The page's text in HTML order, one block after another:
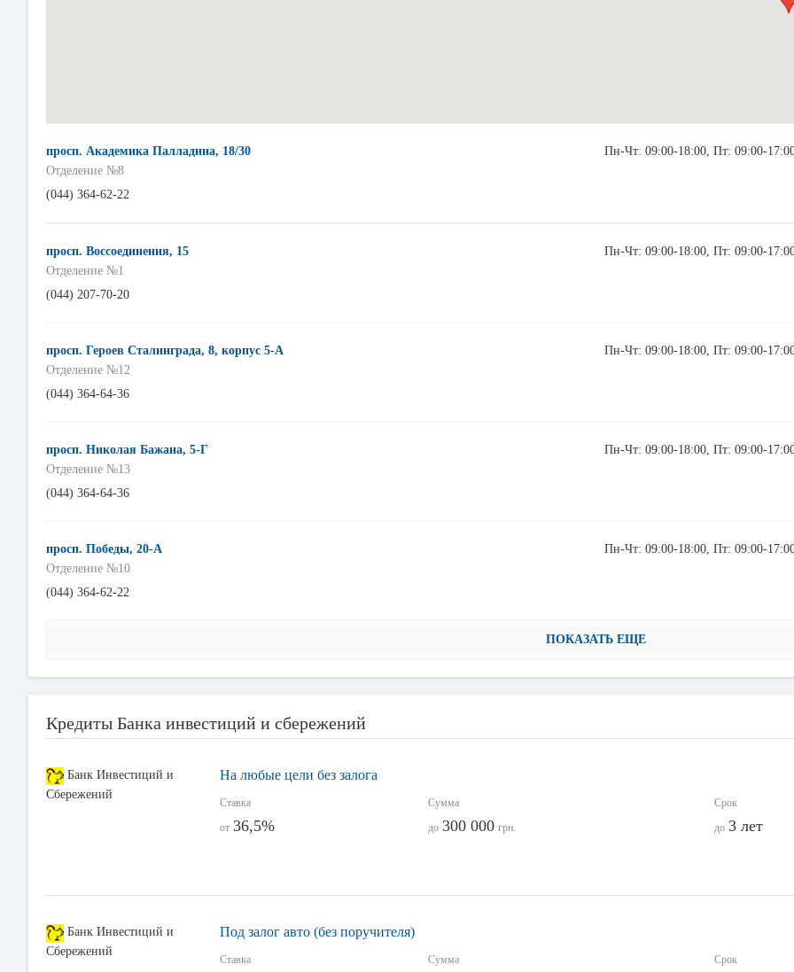
просп. Академика Палладина, 18/30
Отделение №8
(044) 364-62-22
Пн-Чт: 09:00-18:00, Пт: 09:00-
просп. Воссоединения, 15
Отделение №1
(044) 207-70-20
Пн-Чт: 09:00-18:00, Пт: 09:00-
просп. Героев Сталинграда, 8, корпус 5-А
Отделение №12
(044) 364-64-36
Пн-Чт: 09:00-18:00, Пт: 09:00-
просп. Николая Бажана, 5-Г
Отделение №13
(044) 364-64-36
Пн-Чт: 09:00-18:00, Пт: 09:00-
просп. Победы, 20-А
Отделение №10
(044) 364-62-22
Пн-Чт: 09:00-18:00, Пт: 09:00-
ПОКАЗАТЬ ЕЩЕ
Кредиты Банка инвестиций и сбережений
Банк Инвестиций и
Сбережений
На любые цели без залога
Ставка
от 36,5%
Сумма
до 300 000 грн.
Срок
до 3 лет
Банк Инвестиций и
Сбережений
Под залог авто (без поручителя)
Ставка
Сумма
Срок